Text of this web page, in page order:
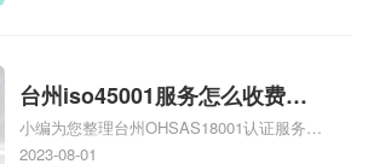
台州iso45001服务怎么收费，
台州iso45001认证服务怎么收
小编为您整理台州OHSAS18001认证服务中
心哪家收费便宜、台州ISO9000认证，哪个
2023-08-01